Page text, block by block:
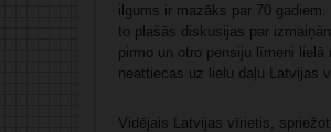
ilgums ir mazāks par 70 gadiem.
to plašās diskusijas par
pirmo un otro pensiju līmeni lielā
neattiecas uz lielu daļu Latvijas
Vidējais Latvijas vīrietis,